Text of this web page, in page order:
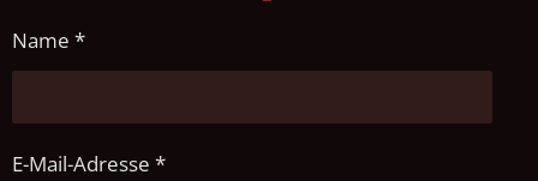
Name *
E-Mail-Adresse *